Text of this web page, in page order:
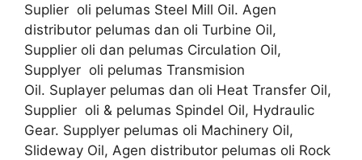
Suplier oli pelumas Steel Mill Oil. Agen
distributor pelumas dan oli Turbine Oil,
Supplier oli dan pelumas Circulation Oil,
Supplyer oli pelumas Transmision
Oil. Suplayer pelumas dan oli Heat Transfer Oil,
Supplier oli & pelumas Spindel Oil, Hydraulic
Gear. Supplyer pelumas oli Machinery Oil,
Slideway Oil, Agen distributor pelumas oli Rock